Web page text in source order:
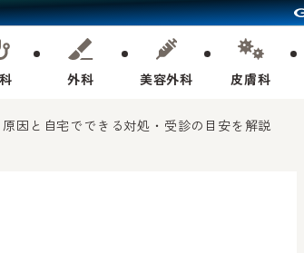
外科 美容外科 皮膚科
因と自宅でできる対処・受診の目安を解説